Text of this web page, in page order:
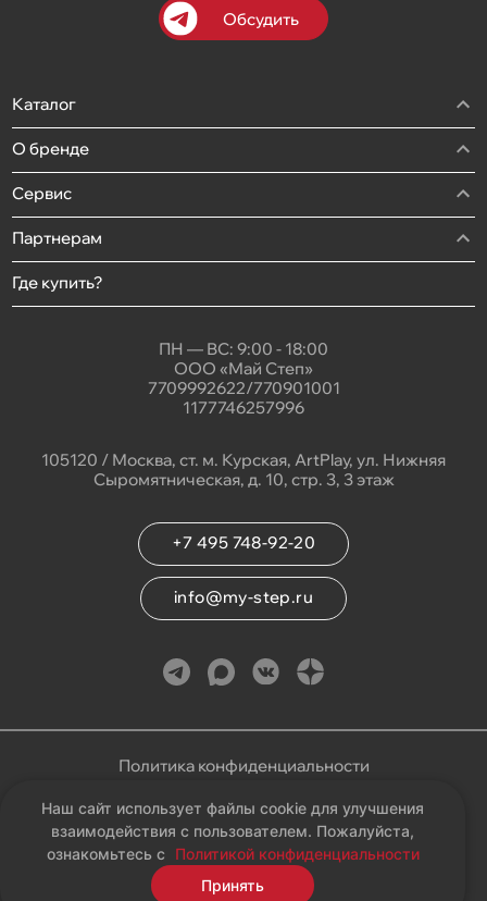
Обсудить
Каталог
О бренде
Сервис
Партнерам
Где купить?
ПН — ВС: 9:00 - 18:00
ООО «Май Степ»
7709992622/770901001
1177746257996
105120 / Москва, ст. м. Курская, ArtPlay, ул. Нижняя
Сыромятническая, д. 10, стр. 3, 3 этаж
+7 495 748-92-20
info@my-step.ru
Политика конфиденциальности
Соглашение на обработку персональных данных
Карта сайта
Наш сайт использует файлы cookie для улучшения
взаимодействия с пользователем. Пожалуйста,
ознакомьтесь с
Политикой конфиденциальности
Принять